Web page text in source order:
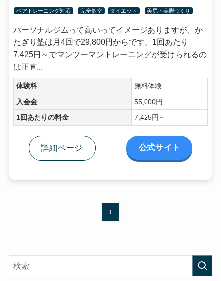
ペアトレーニング対応 完全個室 ダイエット 美尻・美脚づくり
パーソナルジムって高いってイメージありますが、か
たぎり塾は月4回で29,800円からです。1回あたり
7,425円～でマンツーマントレーニングが受けられるの
は正直...
体験料 無料体験
入会金 55,000円
1回あたりの料金 7,425円～
詳細ページ 公式サイト
1